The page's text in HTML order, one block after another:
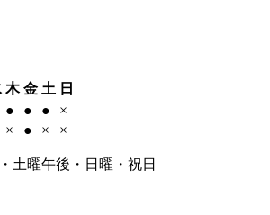
木 金 土 日
● ● ●
×
× ● × ×
土曜午後・日曜・祝日